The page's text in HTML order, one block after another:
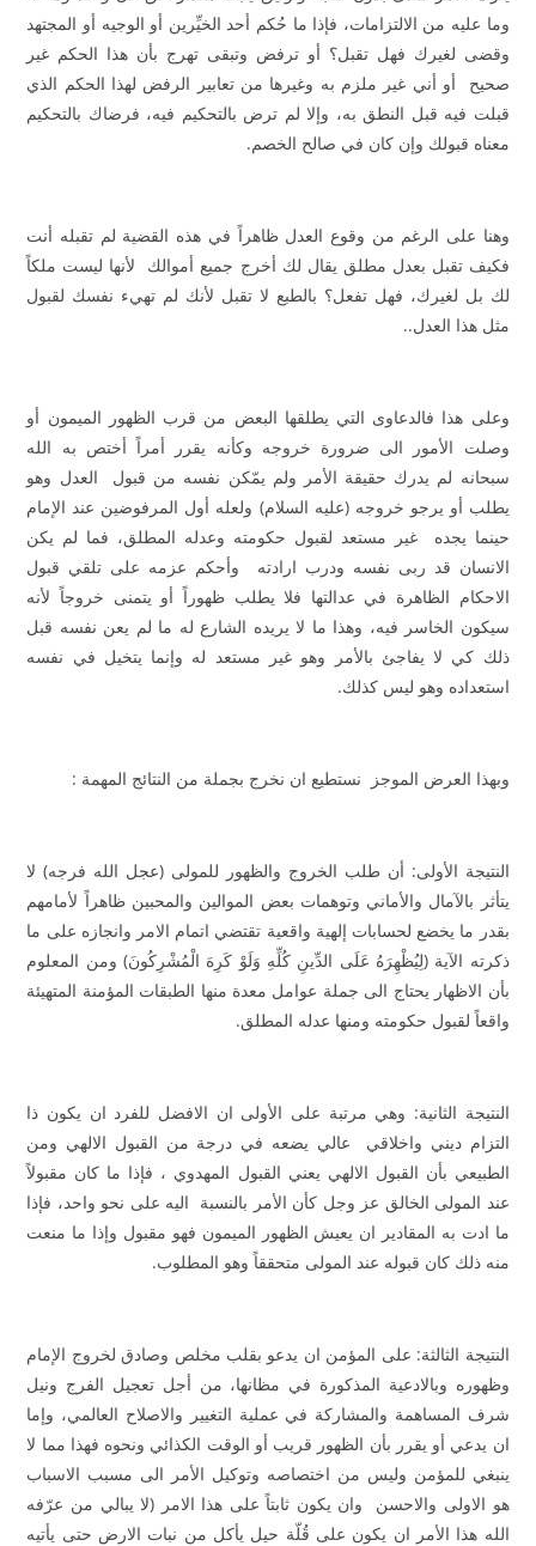
وما عليه من الالتزامات، فإذا ما حُكم أحد الخيِّرين أو الوجيه أو المجتهد
وقضى لغيرك فهل تقبل؟ أو ترفض وتبقى تهرج بأن هذا الحكم غير
صحيح أو أني غير ملزم به وغيرها من تعابير الرفض لهذا الحكم الذي
قبلت فيه قبل النطق به، وإلا لم ترض بالتحكيم فيه، فرضاك بالتحكيم
معناه قبولك وإن كان في صالح الخصم.
وهنا على الرغم من وقوع العدل ظاهراً في هذه القضية لم تقبله أنت
فكيف تقبل بعدل مطلق يقال لك أخرج جميع أموالك لأنها ليست ملكاً
لك بل لغيرك، فهل تفعل؟ بالطبع لا تقبل لأنك لم تهيء نفسك لقبول
مثل هذا العدل..
وعلى هذا فالدعاوى التي يطلقها البعض من قرب الظهور الميمون أو
وصلت الأمور الى ضرورة خروجه وكأنه يقرر أمراً أختص به الله
سبحانه لم يدرك حقيقة الأمر ولم يمّكن نفسه من قبول العدل وهو
يطلب أو يرجو خروجه (عليه السلام) ولعله أول المرفوضين عند الإمام
حينما يجده غير مستعد لقبول حكومته وعدله المطلق، فما لم يكن
الانسان قد ربى نفسه ودرب ارادته وأحكم عزمه على تلقي قبول
الاحكام الظاهرة في عدالتها فلا يطلب ظهوراً أو يتمنى خروجاً لأنه
سيكون الخاسر فيه، وهذا ما لا يريده الشارع له ما لم يعن نفسه قبل
ذلك كي لا يفاجئ بالأمر وهو غير مستعد له وإنما يتخيل في نفسه
استعداده وهو ليس كذلك.
وبهذا العرض الموجز نستطيع ان نخرج بجملة من النتائج المهمة :
النتيجة الأولى: أن طلب الخروج والظهور للمولى (عجل الله فرجه) لا
يتأثر بالآمال والأماني وتوهمات بعض الموالين والمحبين ظاهراً لأمامهم
بقدر ما يخضع لحسابات إلهية واقعية تقتضي اتمام الامر وانجازه على ما
ذكرته الآية (لِيُظْهِرَهُ عَلَى الدِّينِ كُلِّهِ وَلَوْ كَرِهَ الْمُشْرِكُونَ) ومن المعلوم
بأن الاظهار يحتاج الى جملة عوامل معدة منها الطبقات المؤمنة المتهيئة
واقعاً لقبول حكومته ومنها عدله المطلق.
النتيجة الثانية: وهي مرتبة على الأولى ان الافضل للفرد ان يكون ذا
التزام ديني واخلاقي عالي يضعه في درجة من القبول الالهي ومن
الطبيعي بأن القبول الالهي يعني القبول المهدوي ، فإذا ما كان مقبولاً
عند المولى الخالق عز وجل كأن الأمر بالنسبة اليه على نحو واحد، فإذا
ما ادت به المقادير ان يعيش الظهور الميمون فهو مقبول وإذا ما منعت
منه ذلك كان قبوله عند المولى متحققاً وهو المطلوب.
النتيجة الثالثة: على المؤمن ان يدعو بقلب مخلص وصادق لخروج الإمام
وظهوره وبالادعية المذكورة في مظانها، من أجل تعجيل الفرج ونيل
شرف المساهمة والمشاركة في عملية التغيير والاصلاح العالمي، وإما
ان يدعي أو يقرر بأن الظهور قريب أو الوقت الكذائي ونحوه فهذا مما لا
ينبغي للمؤمن وليس من اختصاصه وتوكيل الأمر الى مسبب الاسباب
هو الاولى والاحسن وان يكون ثابتاً على هذا الامر (لا يبالي من عرّفه
الله هذا الأمر ان يكون على قُلّة حيل يأكل من نبات الارض حتى يأتيه